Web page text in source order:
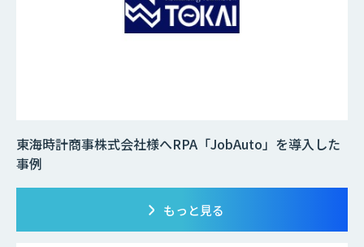
東海時計商事株式会社様へRPA「JobAuto」を導入した
事例
もっと見る